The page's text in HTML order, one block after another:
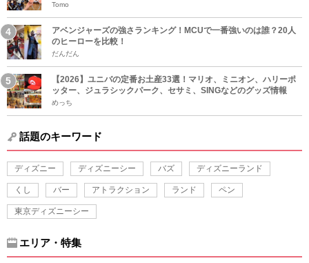
Tomo
アベンジャーズの強さランキング！MCUで一番強いのは誰？20人
のヒーローを比較！
だんだん
【2026】ユニバの定番お土産33選！マリオ、ミニオン、ハリーポ
ッター、ジュラシックパーク、セサミ、SINGなどのグッズ情報
めっち
話題のキーワード
ディズニー ディズニーシー バズ ディズニーランド
くし バー アトラクション ランド ペン
東京ディズニーシー
エリア・特集